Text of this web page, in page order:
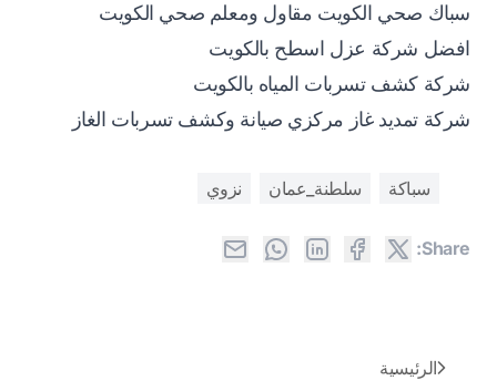
سباك صحي الكويت مقاول ومعلم صحي الكويت
افضل شركة عزل اسطح بالكويت
شركة كشف تسربات المياه بالكويت
شركة تمديد غاز مركزي صيانة وكشف تسربات الغاز
سباكة سلطنة_عمان نزوي
Share:
الرئيسية